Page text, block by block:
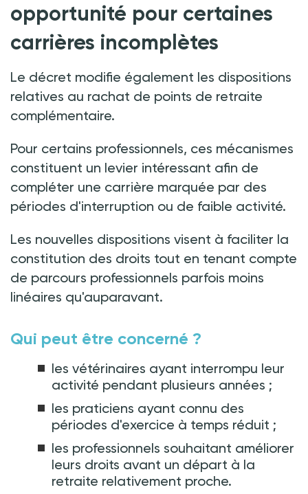
opportunité pour certaines
carrières incomplètes
Le décret modifie également les dispositions
relatives au rachat de points de retraite
complémentaire.
Pour certains professionnels, ces mécanismes
constituent un levier intéressant afin de
compléter une carrière marquée par des
périodes d'interruption ou de faible activité.
Les nouvelles dispositions visent à faciliter la
constitution des droits tout en tenant compte
de parcours professionnels parfois moins
linéaires qu'auparavant.
Qui peut être concerné ?
les vétérinaires ayant interrompu leur
activité pendant plusieurs années ;
les praticiens ayant connu des
périodes d'exercice à temps réduit ;
les professionnels souhaitant améliorer
leurs droits avant un départ à la
retraite relativement proche.